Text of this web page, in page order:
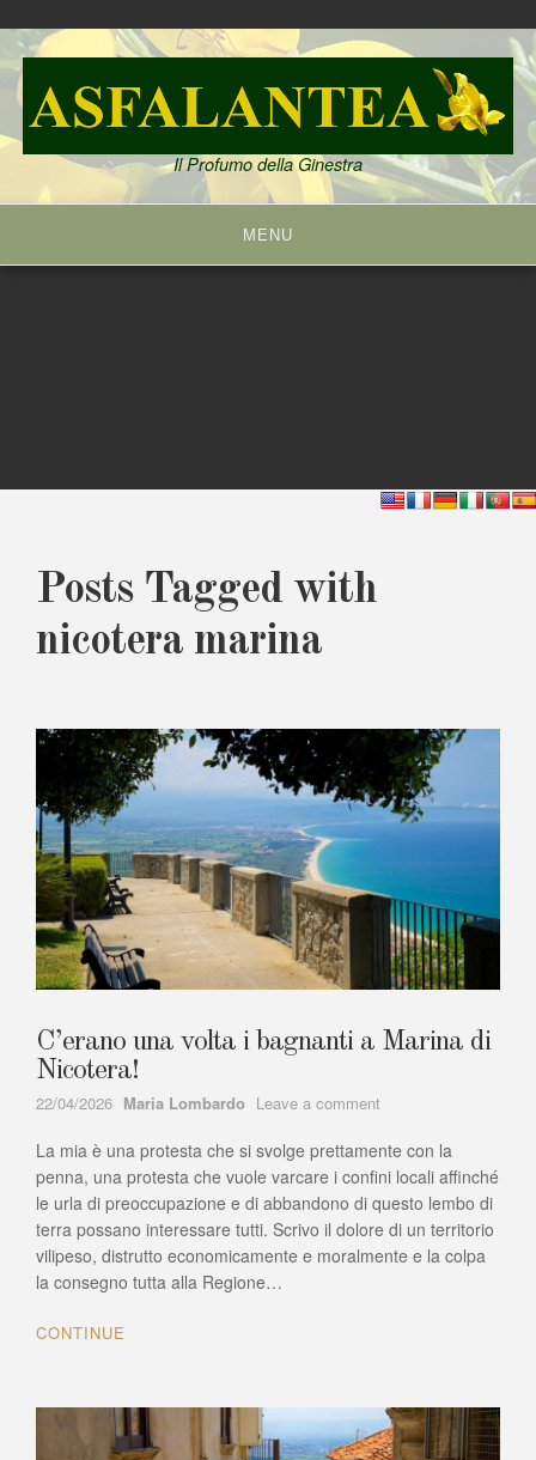
Skip
to
content
Il Profumo della Ginestra
MENU
Posts Tagged with
nicotera marina
C’erano una volta i bagnanti a Marina di
Nicotera!
22/04/2026 Author
Maria Lombardo Leave a comment
una
volta
i
bagnanti
Marina
La mia è una protesta che si svolge prettamente con la
penna, una protesta che vuole varcare i confini locali affinché
le urla di preoccupazione e di abbandono di questo lembo di
terra possano interessare tutti. Scrivo il dolore di un territorio
vilipeso, distrutto economicamente e moralmente e la colpa
la consegno tutta alla Regione…
CONTINUE